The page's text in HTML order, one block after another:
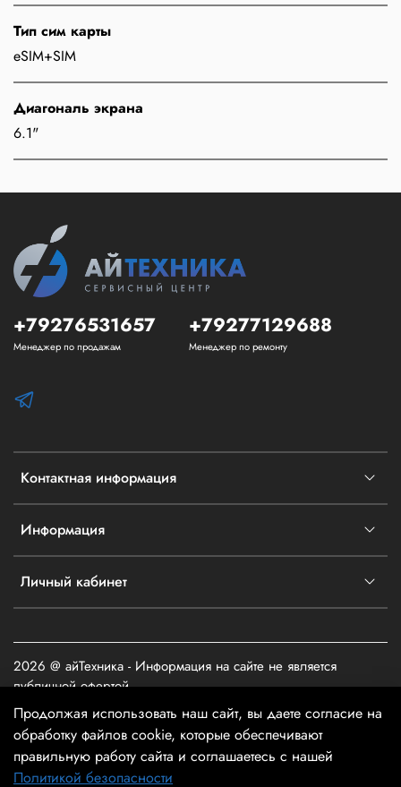
В корзину
Тип сим карты
eSIM+SIM
Диагональ экрана
6.1"
Контактная информация
Информация
Личный кабинет
+79276531657
Менеджер по продажам
+79277129688
Менеджер по ремонту
2026 @ айТехника - Информация на сайте не является
публичной офертой
Продолжая использовать наш сайт, вы даете согласие на
обработку файлов cookie, которые обеспечивают
правильную работу сайта и соглашаетесь с нашей
Политикой безопасности